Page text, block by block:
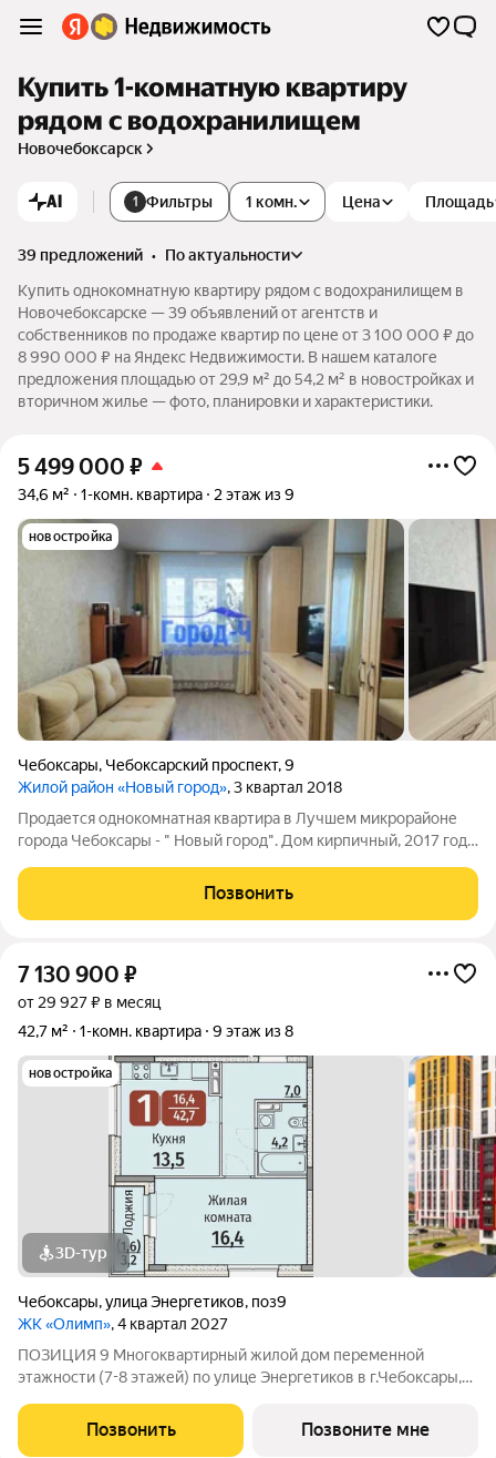
Купить 1-комнатную квартиру
рядом с водохранилищем
Новочебоксарск
AI 1 Фильтры 1 комн. Цена Площадь
39 предложений •
по актуальности
Купить однокомнатную квартиру рядом с водохранилищем в
Новочебоксарске — 39 объявлений от агентств и
собственников по продаже квартир по цене от 3 100 000 ₽ до
8 990 000 ₽ на Яндекс Недвижимости. В нашем каталоге
предложения площадью от 29,9 м² до 54,2 м² в новостройках и
вторичном жилье — фото, планировки и характеристики.
5 499 000 ₽
34,6 м² 1-комн. квартира 2 этаж из 9
новостройка
Чебоксары, Чебоксарский проспект,9
Жилой район «Новый город», 3 квартал 2018
Продается однокомнатная квартира в Лучшем микрорайоне
города Чебоксары - " Новый город". Дом кирпичный, 2017 года
гарнитур и частично мебель. Большой благоустроенный двор.
Покрытие игровых
Позвонить
7 130 900 ₽
от 29 927 ₽ в месяц
42,7 м²
1-комн. квартира 9 этаж из 8
новостройка
3D-тур
Чебоксары,улица Энергетиков, поз9
ЖК «Олимп», 4 квартал 2027
ПОЗИЦИЯ 9 Многоквартирный жилой дом переменной
этажности (7-8 этажей) по улице Энергетиков в г.Чебоксары,
проекте дома отображены и учтены современные
строительные тенденции: Дом монолитно-каркасный с
Позвонить Позвоните мне